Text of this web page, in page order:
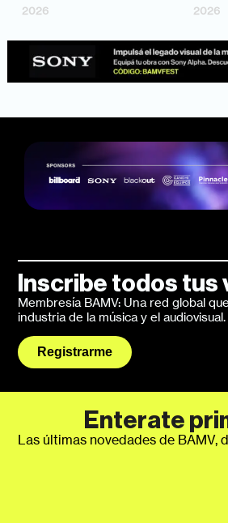
2026
2026
Inscribe todos tus
Membresía BAMV: Una red global
industria de la música y el audiovisual.
Registrarme
Enterate
Las últimas novedades de BAMV,